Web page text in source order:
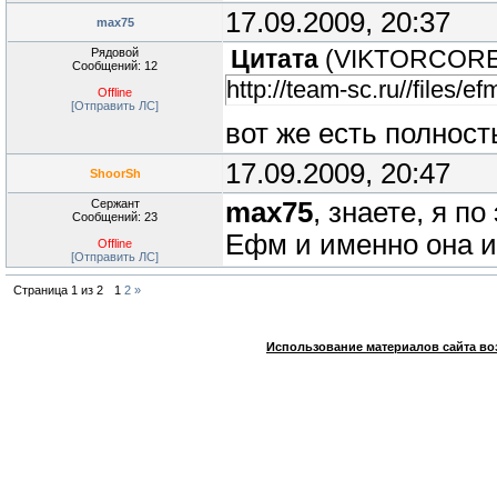
max75 17.09.2009, 20:37
Рядовой
Сообщений: 12
Offline
[Отправить ЛС]
Цитата (
http://team-sc.ru//files/
вот же есть
ShoorSh 17.09.2009, 20:47
Сержант
Сообщений: 23
Offline
[Отправить ЛС]
max75, знаете, я
Ефм и именно она и
Страница 1 из 2 1 2 »
Использование материалов сайта